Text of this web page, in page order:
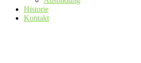
Historie
Kontakt